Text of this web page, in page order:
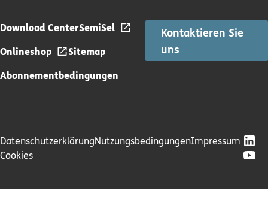
Download CenterSemiSel
Onlineshop
Sitemap
Abonnementbedingungen
Kontaktieren Sie
uns
DatenschutzerklärungNutzungsbedingungenImpressum
Cookies